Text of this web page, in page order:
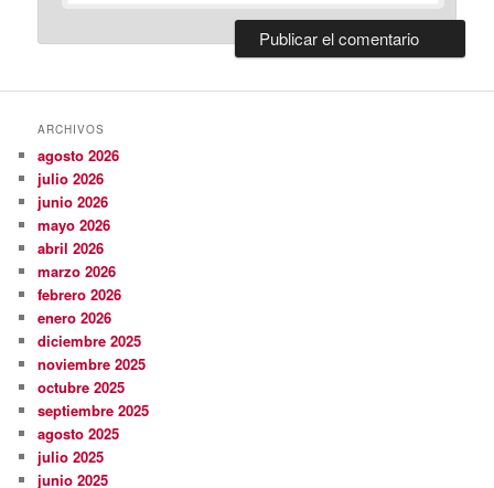
ARCHIVOS
agosto 2026
julio 2026
junio 2026
mayo 2026
abril 2026
marzo 2026
febrero 2026
enero 2026
diciembre 2025
noviembre 2025
octubre 2025
septiembre 2025
agosto 2025
julio 2025
junio 2025